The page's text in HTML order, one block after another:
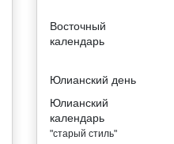
Восточный
календарь
Юлианский день
Юлианский
календарь
"старый стиль"